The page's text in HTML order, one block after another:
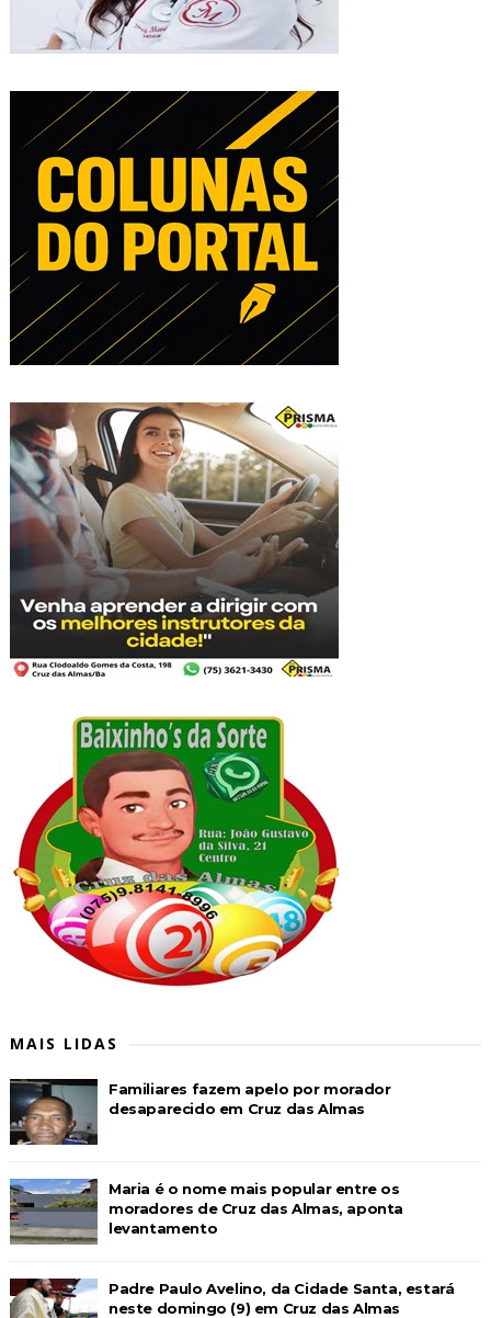
MAIS LIDAS
Familiares fazem apelo por morador
desaparecido em Cruz das Almas
Maria é o nome mais popular entre os
moradores de Cruz das Almas, aponta
levantamento
Padre Paulo Avelino, da Cidade Santa, estará
neste domingo (9) em Cruz das Almas